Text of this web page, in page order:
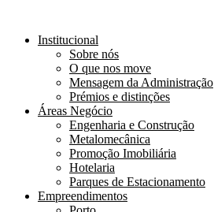
Institucional
Sobre nós
O que nos move
Mensagem da Administração
Prémios e distinções
Áreas Negócio
Engenharia e Construção
Metalomecânica
Promoção Imobiliária
Hotelaria
Parques de Estacionamento
Empreendimentos